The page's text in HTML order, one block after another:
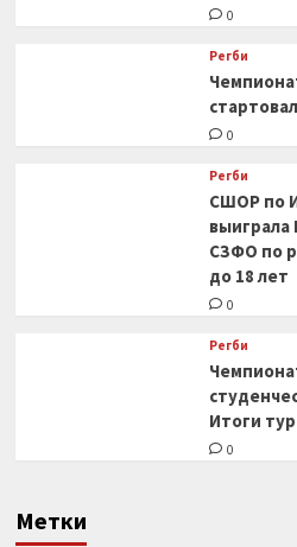
0
Регби
0
Регби
СШОР по
СЗФО по
до 18 лет
0
Регби
Итоги
0
Метки